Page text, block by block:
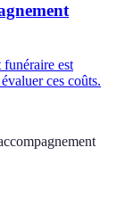
funéraire est
ces coûts.